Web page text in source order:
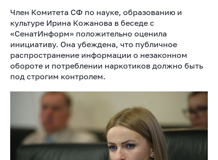
Член Комитета СФ по науке, образованию и
культуре Ирина Кожанова в беседе с
«СенатИнформ» положительно оценила
инициативу. Она убеждена, что публичное
распространение информации о незаконном
обороте и потреблении наркотиков должно быть
под строгим контролем.